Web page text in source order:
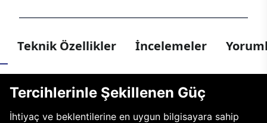
Teknik Özellikler İncelemeler
Tercihlerinle Şekillenen Güç
İhtiyaç ve beklentilerine en uygun bilgisayara sahip